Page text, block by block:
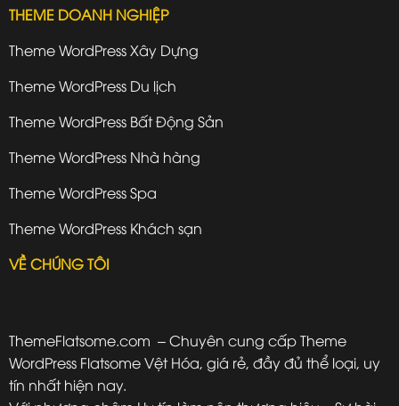
THEME DOANH NGHIỆP
Theme WordPress Xây Dựng
Theme WordPress Du lịch
Theme WordPress Bất Động Sản
Theme WordPress Nhà hàng
Theme WordPress Spa
Theme WordPress Khách sạn
VỀ CHÚNG TÔI
ThemeFlatsome.com – Chuyên cung cấp Theme
WordPress Flatsome Vệt Hóa, giá rẻ, đầy đủ thể loại, uy
tín nhất hiện nay.